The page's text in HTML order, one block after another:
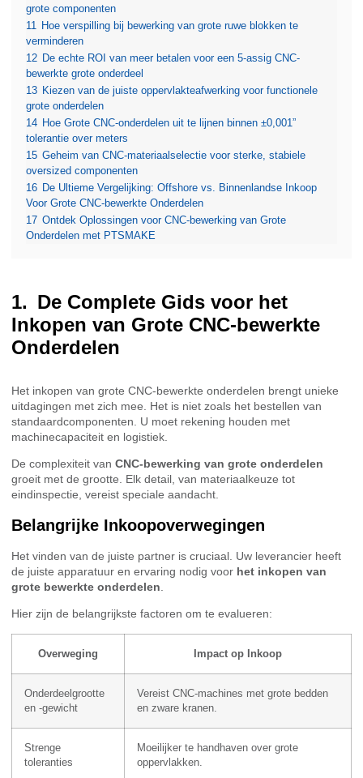
grote componenten
11 Hoe verspilling bij bewerking van grote ruwe blokken te
verminderen
12 De echte ROI van meer betalen voor een 5-assig CNC-
bewerkte grote onderdeel
13 Kiezen van de juiste oppervlakteafwerking voor functionele
grote onderdelen
14 Hoe Grote CNC-onderdelen uit te lijnen binnen ±0,001”
tolerantie over meters
15 Geheim van CNC-materiaalselectie voor sterke, stabiele
oversized componenten
16 De Ultieme Vergelijking: Offshore vs. Binnenlandse Inkoop
Voor Grote CNC-bewerkte Onderdelen
17 Ontdek Oplossingen voor CNC-bewerking van Grote
Onderdelen met PTSMAKE
De Complete Gids voor het
Inkopen van Grote CNC-bewerkte
Onderdelen
Het inkopen van grote CNC-bewerkte onderdelen brengt unieke
uitdagingen met zich mee. Het is niet zoals het bestellen van
standaardcomponenten. U moet rekening houden met
machinecapaciteit en logistiek.
De complexiteit van CNC-bewerking van grote onderdelen
groeit met de grootte. Elk detail, van materiaalkeuze tot
eindinspectie, vereist speciale aandacht.
Belangrijke Inkoopoverwegingen
Het vinden van de juiste partner is cruciaal. Uw leverancier heeft
de juiste apparatuur en ervaring nodig voor het inkopen van
grote bewerkte onderdelen
Hier zijn de belangrijkste factoren om te evalueren:
Overweging Impact op Inkoop
Onderdeelgrootte
en -gewicht
Vereist CNC-machines met grote bedden
en zware kranen.
Strenge
toleranties
Moeilijker te handhaven over grote
oppervlakken.